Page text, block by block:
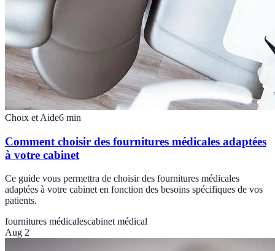
Choix et Aide6 min
Comment choisir des fournitures médicales adaptées
à votre cabinet
Ce guide vous permettra de choisir des fournitures médicales
adaptées à votre cabinet en fonction des besoins spécifiques de vos
patients.
fournitures médicalescabinet médical
Aug 2